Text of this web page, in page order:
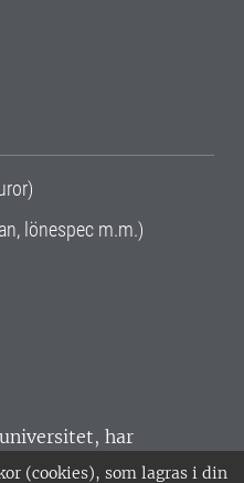
(cookies), som lagras i din
lönespec m.m.)
har
Huvudorter är